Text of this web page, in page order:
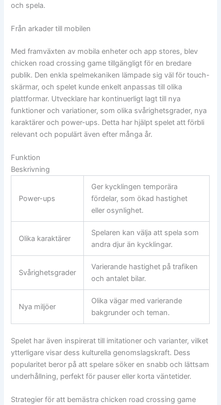
och spela.
Från arkader till mobilen
Med framväxten av mobila enheter och app stores, blev
chicken road crossing game tillgängligt för en bredare
publik. Den enkla spelmekaniken lämpade sig väl för touch-
skärmar, och spelet kunde enkelt anpassas till olika
plattformar. Utvecklare har kontinuerligt lagt till nya
funktioner och variationer, som olika svårighetsgrader, nya
karaktärer och power-ups. Detta har hjälpt spelet att förbli
relevant och populärt även efter många år.
Funktion
Beskrivning
Power-ups
Ger kycklingen temporära
fördelar, som ökad hastighet
eller osynlighet.
Olika karaktärer
Spelaren kan välja att spela som
andra djur än kycklingar.
Svårighetsgrader
Varierande hastighet på trafiken
och antalet bilar.
Nya miljöer
Olika vägar med varierande
bakgrunder och teman.
Spelet har även inspirerat till imitationer och varianter, vilket
ytterligare visar dess kulturella genomslagskraft. Dess
popularitet beror på att spelare söker en snabb och lättsam
underhållning, perfekt för pauser eller korta väntetider.
Strategier för att bemästra chicken road crossing game